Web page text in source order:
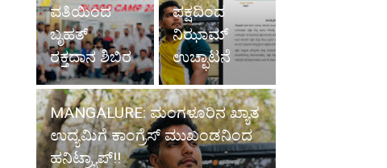
ವತಿಯಿಂದ
ಬೃಹತ್
ರಕ್ತದಾನ ಶಿಬಿರ
ಪಕ್ಷದಿಂದ
ನಿಝಾಮ್
ಉಚ್ಛಾಟನೆ
MANGALURE: ಮಂಗಳೂರಿನ ಖ್ಯಾತ
ಉದ್ಯಮಿಗೆ ಕಾಂಗ್ರೆಸ್ ಮುಖಂಡನಿಂದ
ಹನಿಟ್ರ್ಯಾಪ್!!